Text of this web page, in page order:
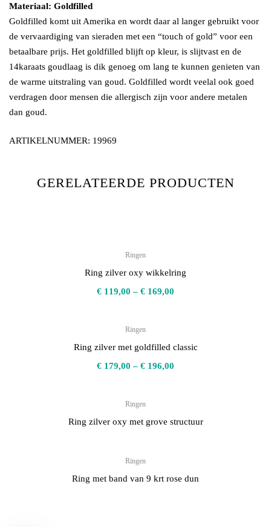
Materiaal: Goldfilled
Goldfilled komt uit Amerika en wordt daar al langer gebruikt voor
de vervaardiging van sieraden met een “touch of gold” voor een
betaalbare prijs. Het goldfilled blijft op kleur, is slijtvast en de
14karaats goudlaag is dik genoeg om lang te kunnen genieten van
de warme uitstraling van goud. Goldfilled wordt veelal ook goed
verdragen door mensen die allergisch zijn voor andere metalen
dan goud.
ARTIKELNUMMER: 19969
GERELATEERDE PRODUCTEN
Ringen
Ring zilver oxy wikkelring
€ 119,00 – € 169,00
Ringen
Ring zilver met goldfilled classic
€ 179,00 – € 196,00
Ringen
Ring zilver oxy met grove structuur
Ringen
Ring met band van 9 krt rose dun